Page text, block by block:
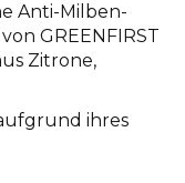
Anti-Milben-
GREENFIRST
Zitrone,
ihres